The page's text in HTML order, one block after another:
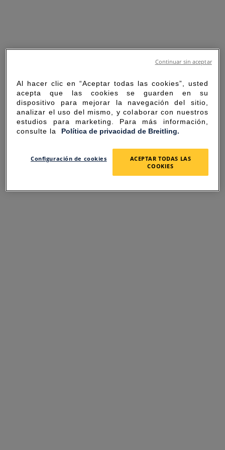
SORRY FOR THE
INCONVENIENCE
Al hacer clic en “Aceptar todas las cookies”, usted
acepta que las cookies se guarden en su
dispositivo para mejorar la navegación del sitio,
analizar el uso del mismo, y colaborar con nuestros
estudios para marketing. Para más información,
consulte la Política de privacidad de Breitling.
Configuración de cookies
ACEPTAR TODAS LAS
COOKIES
Continuar sin aceptar